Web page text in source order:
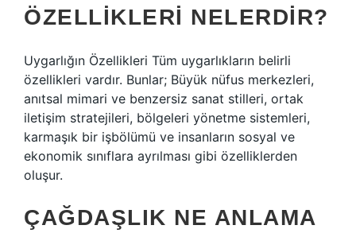
ÖZELLIKLERI NELERDIR?
Uygarlığın Özellikleri Tüm uygarlıkların belirli
özellikleri vardır. Bunlar; Büyük nüfus merkezleri,
anıtsal mimari ve benzersiz sanat stilleri, ortak
iletişim stratejileri, bölgeleri yönetme sistemleri,
karmaşık bir işbölümü ve insanların sosyal ve
ekonomik sınıflara ayrılması gibi özelliklerden
oluşur.
ÇAĞDAŞLIK NE ANLAMA